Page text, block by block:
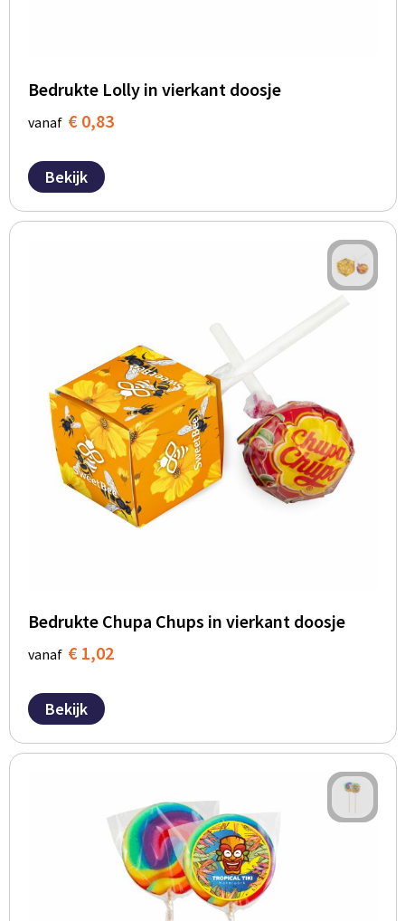
Bedrukte Lolly in vierkant doosje
vanaf € 0,83
Bekijk
Bedrukte Chupa Chups in vierkant doosje
vanaf € 1,02
Bekijk